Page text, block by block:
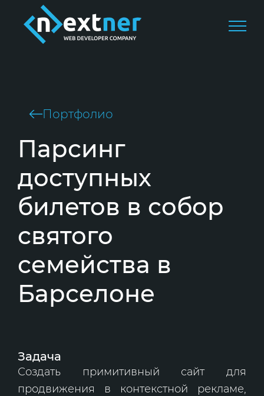
Портфолио
Парсинг
доступных
билетов в собор
святого
семейства в
Барселоне
Задача
Создать примитивный сайт для
продвижения в контекстной рекламе,